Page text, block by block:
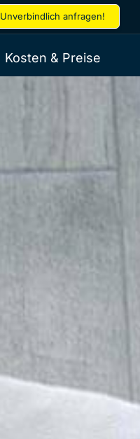
Unverbindlich anfragen!
Kosten & Preise